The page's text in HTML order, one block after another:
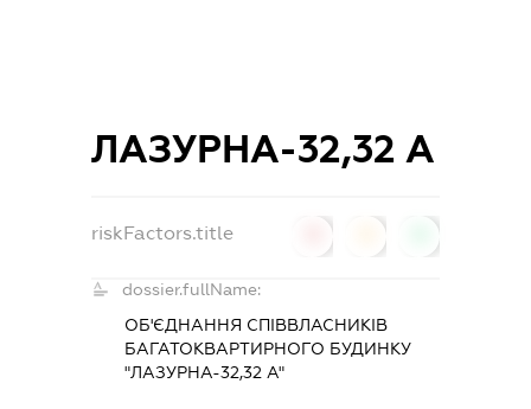
ЛАЗУРНА-32,32 А
riskFactors.title
dossier.fullName:
ОБ'ЄДНАННЯ СПІВВЛАСНИКІВ
БАГАТОКВАРТИРНОГО БУДИНКУ
"ЛАЗУРНА-32,32 А"